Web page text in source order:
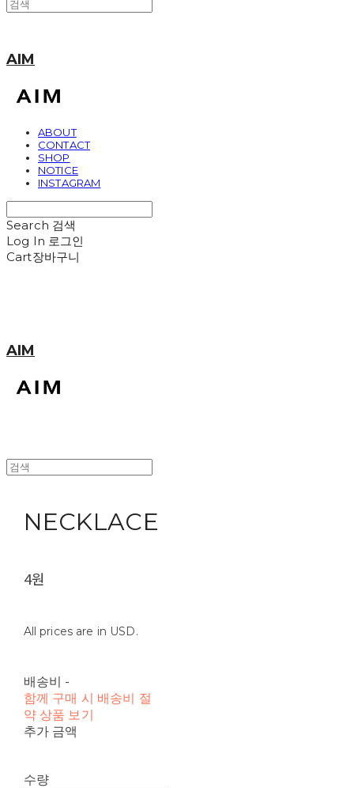
AIM
ABOUT
CONTACT
SHOP
NOTICE
INSTAGRAM
Search 검색
Log In 로그인
Cart장바구니
AIM
NECKLACE
4원
All prices are in USD.
배송비 -
함께 구매 시 배송비 절
약 상품 보기
추가 금액
수량